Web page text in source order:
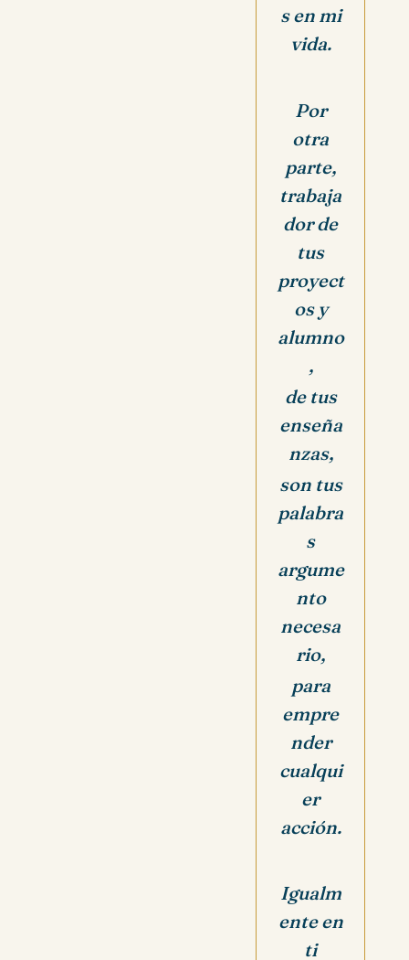
s en mi
vida.
Por
otra
parte,
trabaja
dor de
tus
proyect
os y
alumno
,
de tus
enseña
nzas,
son tus
palabra
s
argume
nto
necesa
rio,
para
empre
nder
cualqui
er
acción.
Igualm
ente en
ti